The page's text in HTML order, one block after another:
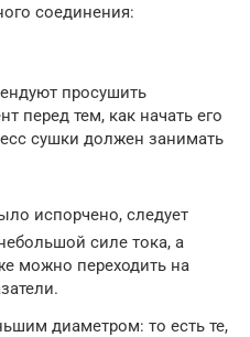
соединения:
просушить
перед тем, как начать его
сушки должен занимать
испорчено, следует
силе тока, а
можно переходить на
диаметром: то есть те,